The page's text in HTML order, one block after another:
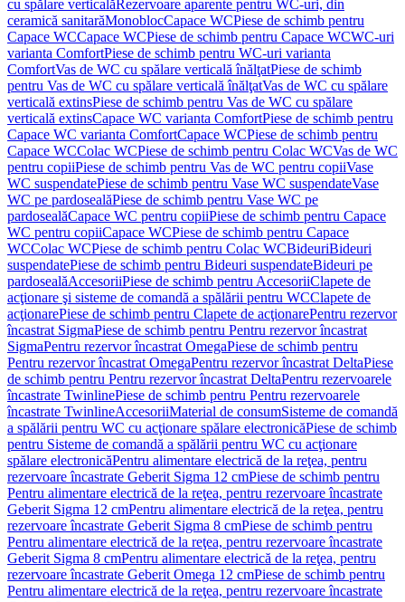
cu spălare verticalăRezervoare aparente pentru WC-uri, din
ceramică sanitarăMonoblocCapace WCPiese de schimb pentru
Capace WCCapace WCPiese de schimb pentru Capace WCWC-uri
varianta ComfortPiese de schimb pentru WC-uri varianta
ComfortVas de WC cu spălare verticală înălţatPiese de schimb
pentru Vas de WC cu spălare verticală înălţatVas de WC cu spălare
verticală extinsPiese de schimb pentru Vas de WC cu spălare
verticală extinsCapace WC varianta ComfortPiese de schimb pentru
Capace WC varianta ComfortCapace WCPiese de schimb pentru
Capace WCColac WCPiese de schimb pentru Colac WCVas de WC
pentru copiiPiese de schimb pentru Vas de WC pentru copiiVase
WC suspendatePiese de schimb pentru Vase WC suspendateVase
WC pe pardosealăPiese de schimb pentru Vase WC pe
pardosealăCapace WC pentru copiiPiese de schimb pentru Capace
WC pentru copiiCapace WCPiese de schimb pentru Capace
WCColac WCPiese de schimb pentru Colac WCBideuriBideuri
suspendatePiese de schimb pentru Bideuri suspendateBideuri pe
pardosealăAccesoriiPiese de schimb pentru AccesoriiClapete de
acţionare şi sisteme de comandă a spălării pentru WCClapete de
acţionarePiese de schimb pentru Clapete de acţionarePentru rezervor
încastrat SigmaPiese de schimb pentru Pentru rezervor încastrat
SigmaPentru rezervor încastrat OmegaPiese de schimb pentru
Pentru rezervor încastrat OmegaPentru rezervor încastrat DeltaPiese
de schimb pentru Pentru rezervor încastrat DeltaPentru rezervoarele
încastrate TwinlinePiese de schimb pentru Pentru rezervoarele
încastrate TwinlineAccesoriiMaterial de consumSisteme de comandă
a spălării pentru WC cu acţionare spălare electronicăPiese de schimb
pentru Sisteme de comandă a spălării pentru WC cu acţionare
spălare electronicăPentru alimentare electrică de la reţea, pentru
rezervoare încastrate Geberit Sigma 12 cmPiese de schimb pentru
Pentru alimentare electrică de la reţea, pentru rezervoare încastrate
Geberit Sigma 12 cmPentru alimentare electrică de la reţea, pentru
rezervoare încastrate Geberit Sigma 8 cmPiese de schimb pentru
Pentru alimentare electrică de la reţea, pentru rezervoare încastrate
Geberit Sigma 8 cmPentru alimentare electrică de la reţea, pentru
rezervoare încastrate Geberit Omega 12 cmPiese de schimb pentru
Pentru alimentare electrică de la reţea, pentru rezervoare încastrate